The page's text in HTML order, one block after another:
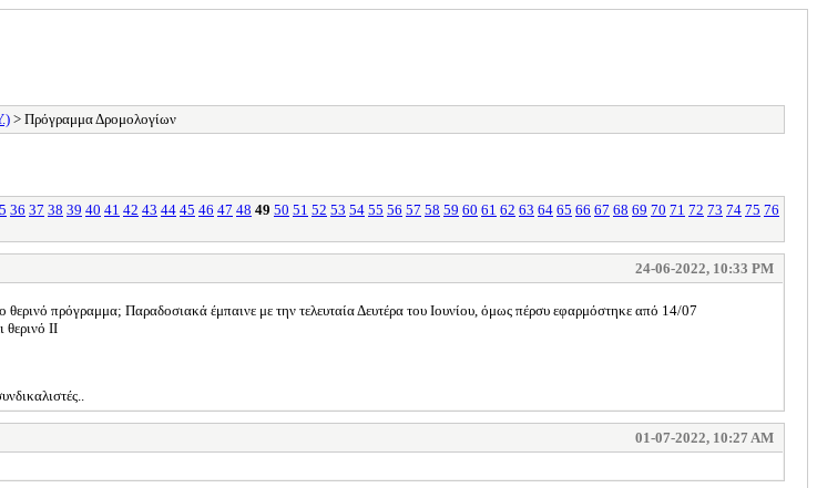
> Πρόγραμμα Δρομολογίων
36 37 38 39 40 41 42 43 44 45 46 47 48 49 50 51 52 53 54 55 56 57 58 59 60 61 62 63 64 65 66 67 68 69 70 71 72 73 74 75 76
24-06-2022, 10:33 PM
θερινό πρόγραμμα; Παραδοσιακά έμπαινε με την τελευταία Δευτέρα του Ιουνίου, όμως πέρσυ εφαρμόστηκε από 14/07
ΙΙ
01-07-2022, 10:27 AM